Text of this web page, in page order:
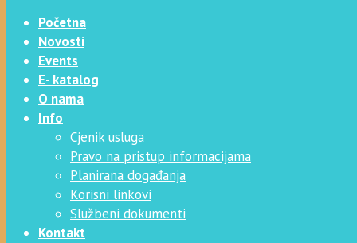
Početna
Novosti
Events
E- katalog
O nama
Info
Cjenik usluga
Pravo na pristup informacijama
Planirana događanja
Korisni linkovi
Službeni dokumenti
Kontakt